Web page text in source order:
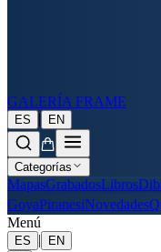
GALERÍA FRAME
ES | EN
Categorías
MapasGrabadosLibros
GoyaPiranesiNovedades
Menú
ES |
EN